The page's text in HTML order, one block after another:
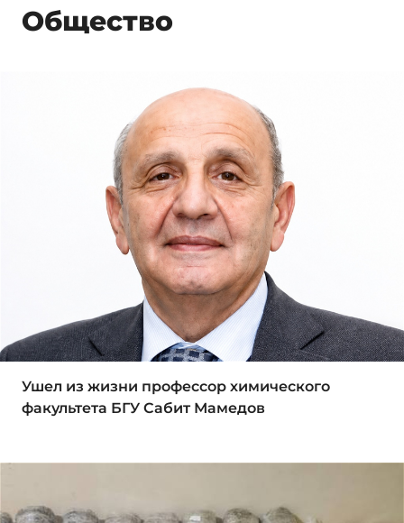
Общество
Ушел из жизни профессор химического
факультета БГУ Сабит Мамедов